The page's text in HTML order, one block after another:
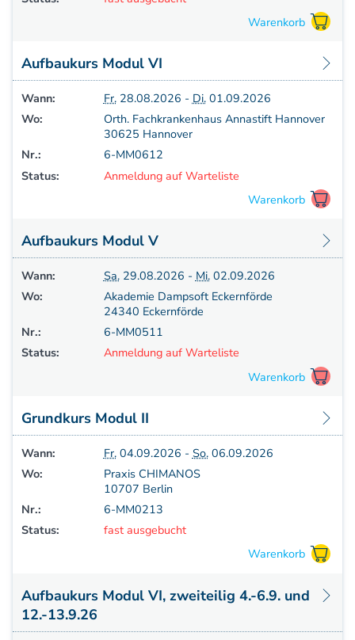
Aufbaukurs Modul VI
Wann: Fr.28.08.2026 -Di.01.09.2026
Wo:
Orth. Fachkrankenhaus Annastift Hannover
30625 Hannover
Nr.:
6-MM0612
Status:
Anmeldung auf Warteliste
Aufbaukurs Modul V
Wann: Sa.29.08.2026 - Mi.02.09.2026
Wo:
Akademie Dampsoft Eckernförde
24340 Eckernförde
Nr.:
6-MM0511
Status:
Anmeldung auf Warteliste
Grundkurs Modul II
Wann: Fr.04.09.2026 - So.06.09.2026
Wo:
Praxis CHIMANOS
10707 Berlin
Nr.:
6-MM0213
Status:
fast ausgebucht
Aufbaukurs Modul VI, zweiteilig 4.-6.9. und
12.-13.9.26